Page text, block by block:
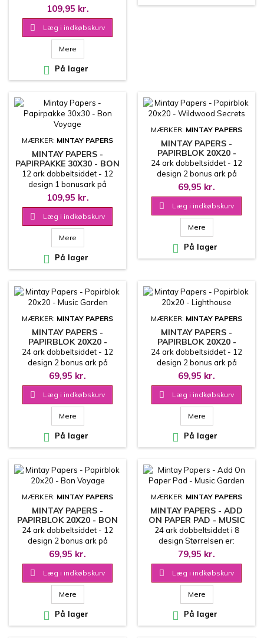
coverets inderside 30.5x30.5
cm
109,95 kr.
 Læg i indkøbskurv
Mere
 På lager
MÆRKER: MINTAY PAPERS
MINTAY PAPERS -
PAPIRPAKKE 30X30 - BON
VOYAGE
12 ark dobbeltsiddet - 12
design 1 bonusark på
coverets inderside 30.5x30.5
cm
109,95 kr.
 Læg i indkøbskurv
Mere
 På lager
MÆRKER: MINTAY PAPERS
MINTAY PAPERS -
PAPIRBLOK 20X20 -
WILDWOOD SECRETS
24 ark dobbeltsiddet - 12
design 2 bonus ark på
coverets inderside
20.3x20.3 cm
69,95 kr.
 Læg i indkøbskurv
Mere
 På lager
MÆRKER: MINTAY PAPERS
MINTAY PAPERS -
PAPIRBLOK 20X20 -
MUSIC GARDEN
24 ark dobbeltsiddet - 12
design 2 bonus ark på
coverets inderside
20.3x20.3 cm
69,95 kr.
 Læg i indkøbskurv
Mere
 På lager
MÆRKER: MINTAY PAPERS
MINTAY PAPERS -
PAPIRBLOK 20X20 -
LIGHTHOUSE
24 ark dobbeltsiddet - 12
design 2 bonus ark på
coverets inderside
20.3x20.3 cm
69,95 kr.
 Læg i indkøbskurv
Mere
 På lager
MÆRKER: MINTAY PAPERS
MINTAY PAPERS -
PAPIRBLOK 20X20 - BON
VOYAGE
24 ark dobbeltsiddet - 12
design 2 bonus ark på
coverets inderside
20.3x20.3 cm
69,95 kr.
 Læg i indkøbskurv
Mere
 På lager
MÆRKER: MINTAY PAPERS
MINTAY PAPERS - ADD
ON PAPER PAD - MUSIC
GARDEN
24 ark dobbeltsiddet i 8
design Størrelsen er:
15.2x20.3 cm 240 g
79,95 kr.
 Læg i indkøbskurv
Mere
 På lager